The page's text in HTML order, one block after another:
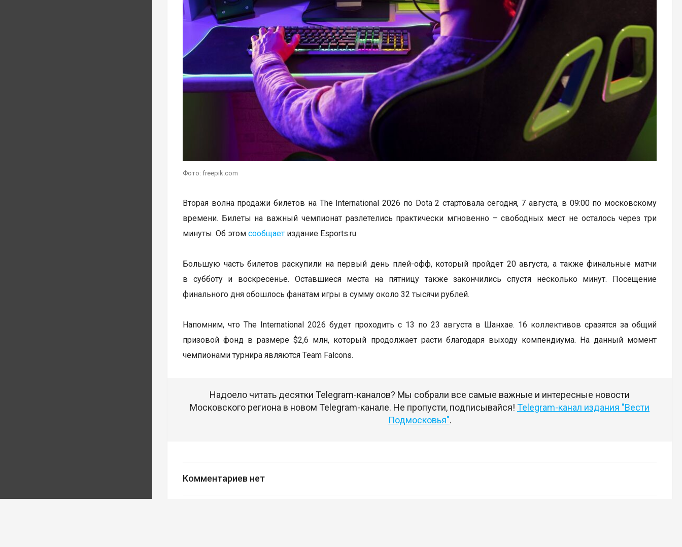
Фото: freepik.com
Вторая волна продажи билетов на The International 2026 по Dota 2 стартовала сегодня, 7 августа, в 09:00 по московскому
времени. Билеты на важный чемпионат разлетелись практически мгновенно – свободных мест не осталось через три
минуты. Об этом сообщает издание Esports.ru.
Большую часть билетов раскупили на первый день плей-офф, который пройдет 20 августа, а также финальные матчи
в субботу и воскресенье. Оставшиеся места на пятницу также закончились спустя несколько минут. Посещение
финального дня обошлось фанатам игры в сумму около 32 тысячи рублей.
Напомним, что The International 2026 будет проходить с 13 по 23 августа в Шанхае. 16 коллективов сразятся за общий
призовой фонд в размере $2,6 млн, который продолжает расти благодаря выходу компендиума. На данный момент
чемпионами турнира являются Team Falcons.
Надоело читать десятки Telegram-каналов? Мы собрали все самые важные и интересные новости
Московского региона в новом Telegram-канале. Не пропусти, подписывайся! Telegram-канал издания "Вести
Подмосковья".
Комментариев нет